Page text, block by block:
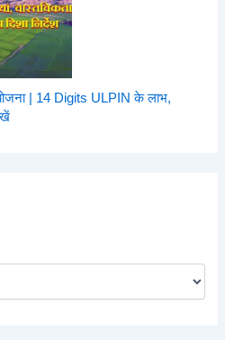
योजना | 14 Digits ULPIN के लाभ,